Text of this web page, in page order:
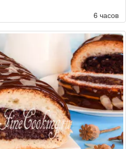
6 часов